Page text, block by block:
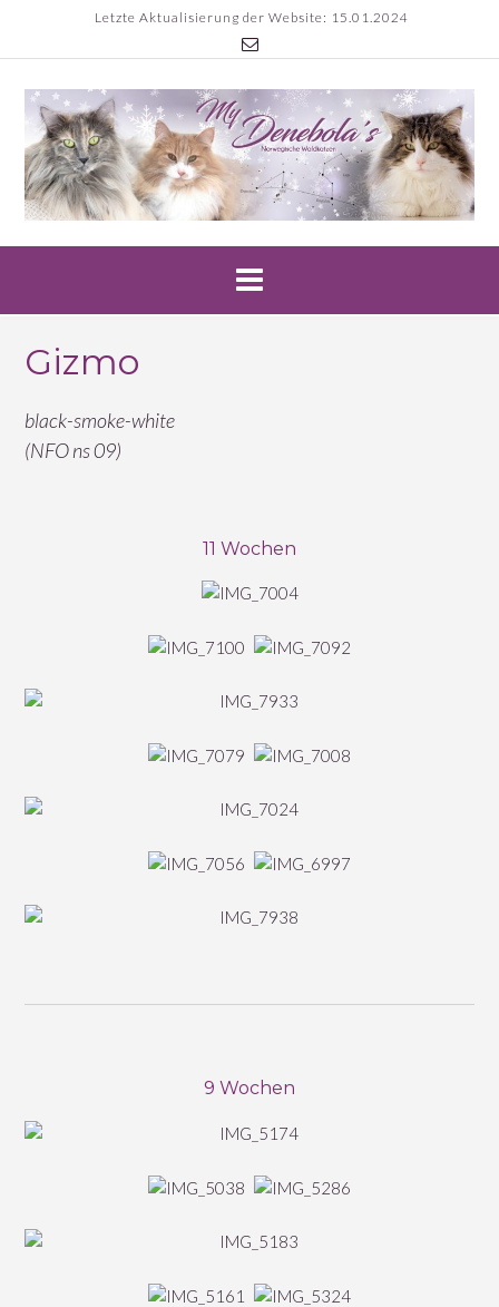
content
Letzte Aktualisierung der Website: 15.01.2024
Gizmo
black-smoke-white
(NFO ns 09)
11 Wochen
9 Wochen